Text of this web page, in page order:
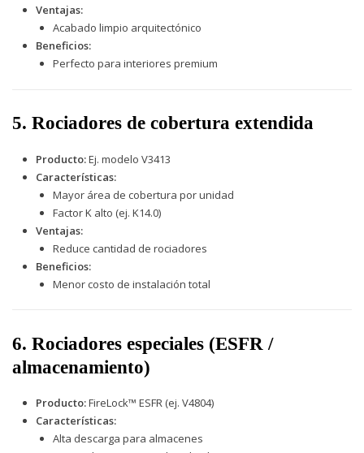
Ventajas:
Acabado limpio arquitectónico
Beneficios:
Perfecto para interiores premium
5. Rociadores de cobertura extendida
Producto:Ej. modelo V3413
Características:
Mayor área de cobertura por unidad
Factor K alto (ej. K14.0)
Ventajas:
Reduce cantidad de rociadores
Beneficios:
Menor costo de instalación total
6. Rociadores especiales (ESFR /
almacenamiento)
Producto:FireLock™ ESFR (ej. V4804)
Características:
Alta descarga para almacenes